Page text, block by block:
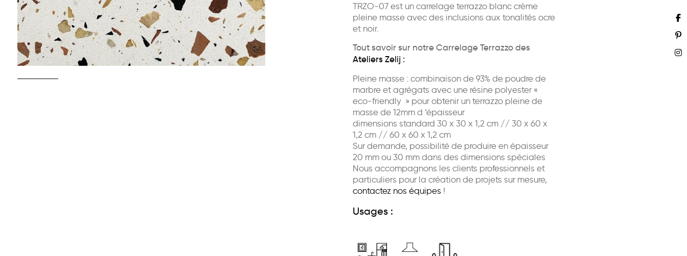
TRZO-07 est un carrelage terrazzo blanc crème
pleine masse avec des inclusions aux tonalités ocre
et noir.
Tout savoir sur notre Carrelage Terrazzo des
Ateliers Zelij :
Pleine masse : combinaison de 93% de poudre de
marbre et agrégats avec une résine polyester «
eco-friendly » pour obtenir un terrazzo pleine de
masse de 12mm d ‘épaisseur
dimensions standard 30 x 30 x 1,2 cm // 30 x 60 x
1,2 cm // 60 x 60 x 1,2 cm
Sur demande, possibilité de produire en épaisseur
20 mm ou 30 mm dans des dimensions spéciales
Nous accompagnons les clients professionnels et
particuliers pour la création de projets sur mesure,
contactez nos équipes !
Usages :